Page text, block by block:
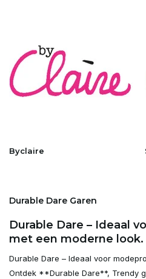
Byclaire
Durable Dare Garen
Durable Dare – Ideaal
met een moderne look.
Durable Dare – Ideaal voor
Ontdek **Durable Dare**, Trendy